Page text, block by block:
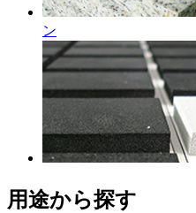
ン
用途から探す